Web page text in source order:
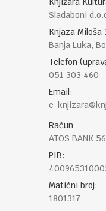
Sladaboni
Knjaza Miloša
Banja Luka,
Telefon
051 303 460
Email:
e-
Račun
ATOS BANK
PIB:
Matični broj:
1801317